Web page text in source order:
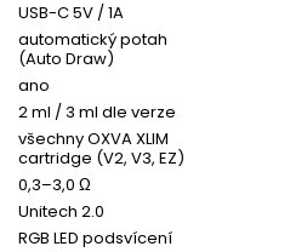
USB-C 5V / 1A
automatický potah
(Auto Draw)
ano
2 ml / 3 ml dle verze
všechny OXVA XLIM
cartridge (V2, V3, EZ)
0,3–3,0 Ω
Unitech 2.0
RGB LED podsvícení